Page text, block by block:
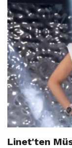
Linet'ten